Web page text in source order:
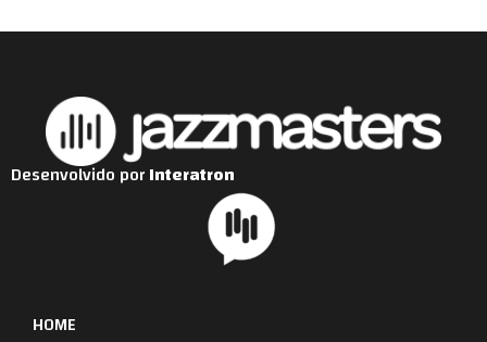
HOME
Desenvolvido porInteratron